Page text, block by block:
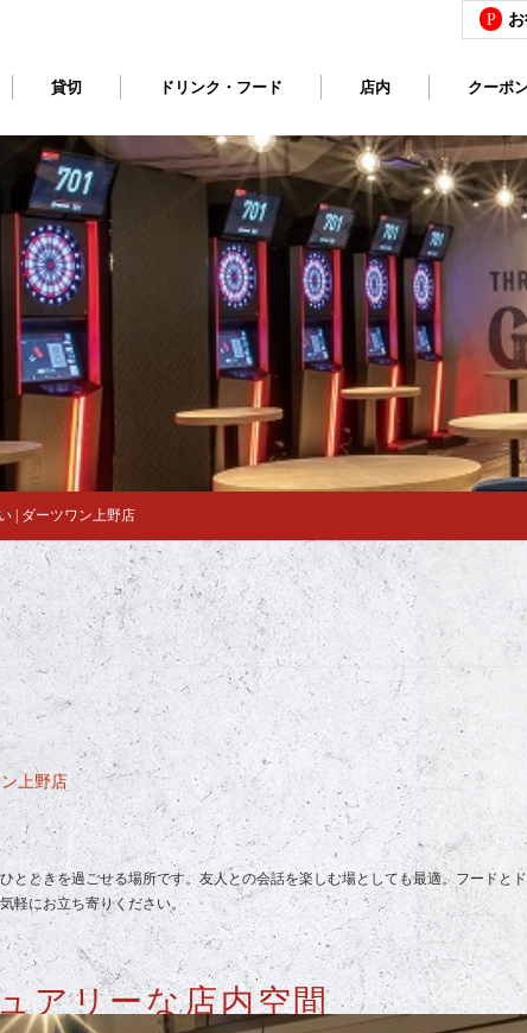
P
貸切 ドリンク・フード 店内 クーポ
| ダーツワン上野店
上野店
とときを過ごせる場所です。友人との会話を楽しむ場としても最適。フードと
軽にお立ち寄りください。
アリーな店内空間